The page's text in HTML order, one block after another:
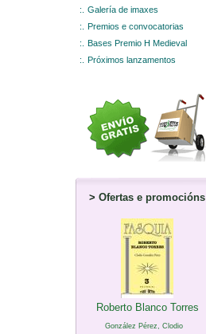
:.
Galería de imaxes
:.
Premios e convocatorias
:.
Bases Premio H Medieval
:.
Próximos lanzamentos
> Ofertas e promocións
Roberto Blanco Torres
González Pérez, Clodio